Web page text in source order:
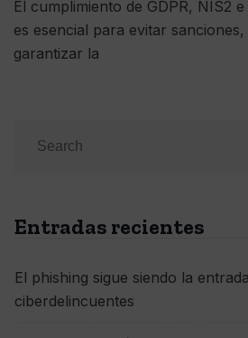
El cumplimiento de GDPR, NIS2
es esencial para evitar
garantizar la
Entradas recientes
El phishing sigue siendo la
ciberdelincuentes